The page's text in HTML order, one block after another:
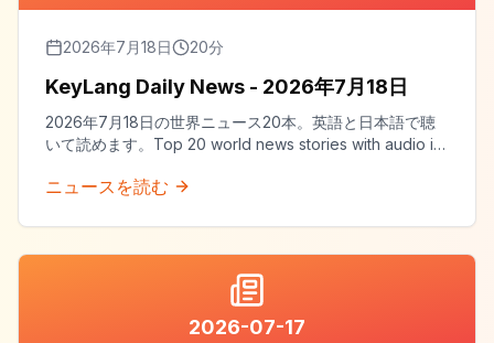
2026年7月18日 20分
KeyLang Daily News - 2026年7月18日
2026年7月18日の世界ニュース20本。英語と日本語で聴
いて読めます。Top 20 world news stories with audio in
ニュースを読む
2026-07-17